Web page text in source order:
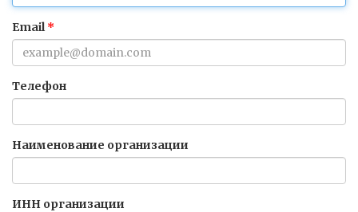
Email
Телефон
Наименование организации
ИНН организации